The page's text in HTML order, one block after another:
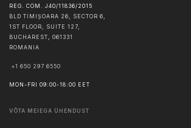
REG. COM. J40/11836/2015
BLD TIMIȘOARA 26, SECTOR 6,
1ST FLOOR, SUITE 127,
BUCHAREST, 061331
ROMANIA
+1 650 297 6550
MON-FRI 09:00-18:00 EET
VÕTA MEIEGA ÜHENDUST